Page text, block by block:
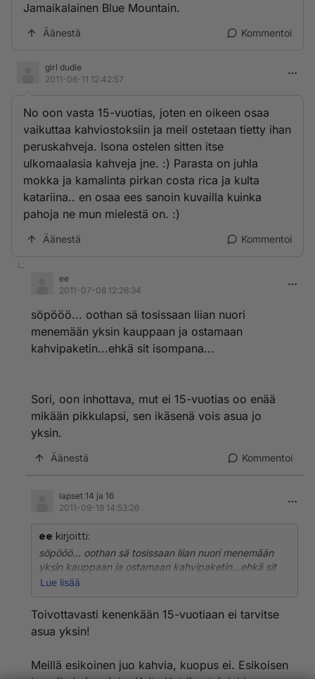
Jamaikalainen Blue Mountain.
Äänestä Kommentoi
girl dudie
2011-06-11 12:42:57
No oon vasta 15-vuotias, joten en oikeen osaa
vaikuttaa kahviostoksiin ja meil ostetaan tietty ihan
peruskahveja. Isona ostelen sitten itse
ulkomaalasia kahveja jne. :) Parasta on juhla
mokka ja kamalinta pirkan costa rica ja kulta
katariina.. en osaa ees sanoin kuvailla kuinka
pahoja ne mun mielestä on. :)
Äänestä Kommentoi
ee
2011-07-08 12:26:34
söpööö... oothan sä tosissaan liian nuori
menemään yksin kauppaan ja ostamaan
kahvipaketin...ehkä sit isompana...
Sori, oon inhottava, mut ei 15-vuotias oo enää
mikään pikkulapsi, sen ikäsenä vois asua jo
yksin.
Äänestä Kommentoi
lapset 14 ja 16
2011-09-18 14:53:26
ee kirjoitti:
söpööö... oothan sä tosissaan liian nuori menemään
yksin kauppaan ja ostamaan kahvipaketin...ehkä sit
isompana...
pikkulapsi, sen ikäsenä vois asua jo yksin.
Lue lisää
Toivottavasti kenenkään 15-vuotiaan ei tarvitse
asua yksin!
Meillä esikoinen juo kahvia, kuopus ei. Esikoisen